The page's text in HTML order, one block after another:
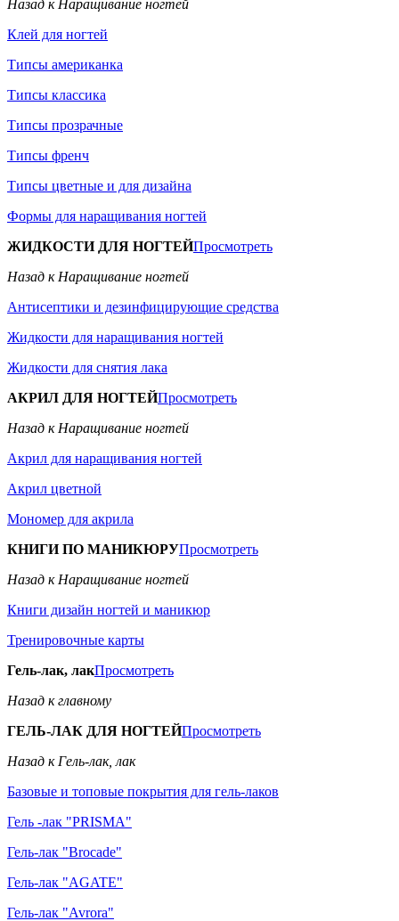
Назад к Наращивание ногтей
Клей для ногтей
Типсы американка
Типсы классика
Типсы прозрачные
Типсы френч
Типсы цветные и для дизайна
Формы для наращивания ногтей
ЖИДКОСТИ ДЛЯ НОГТЕЙПросмотреть
Назад к Наращивание ногтей
Антисептики и дезинфицирующие средства
Жидкости для наращивания ногтей
Жидкости для снятия лака
АКРИЛ ДЛЯ НОГТЕЙПросмотреть
Назад к Наращивание ногтей
Акрил для наращивания ногтей
Акрил цветной
Мономер для акрила
КНИГИ ПО МАНИКЮРУПросмотреть
Назад к Наращивание ногтей
Книги дизайн ногтей и маникюр
Тренировочные карты
Гель-лак, лакПросмотреть
Назад к главному
ГЕЛЬ-ЛАК ДЛЯ НОГТЕЙПросмотреть
Назад к Гель-лак, лак
Базовые и топовые покрытия для гель-лаков
Гель -лак "PRISMA"
Гель-лак "Brocade"
Гель-лак "AGATE"
Гель-лак "Avrora"